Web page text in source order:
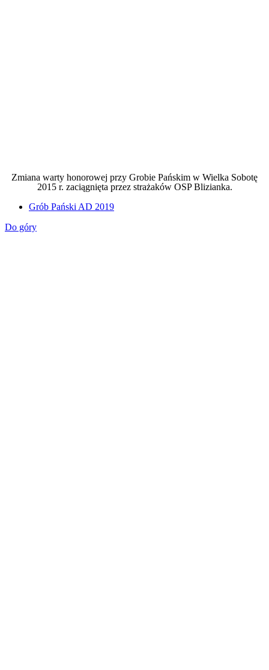
Zmiana warty honorowej przy Grobie Pańskim w Wielka Sobotę
2015 r. zaciągnięta przez strażaków OSP Blizianka.
Grób Pański AD 2019
Do góry